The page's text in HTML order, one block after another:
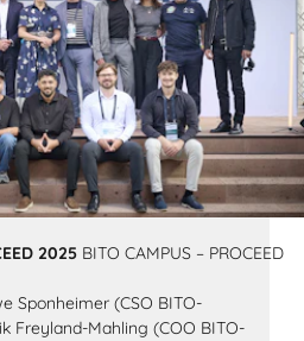
2025 BITO CAMPUS – PROCEED
Sponheimer (CSO BITO-
Freyland-Mahling (COO BITO-